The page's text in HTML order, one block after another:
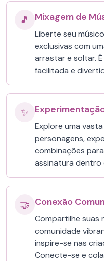
🎵 Mixagem de
Liberte seu
exclusivas com
arrastar e soltar.
facilitada e
✨
Explore uma
personagens,
combinações
assinatura dentro
🤝 Conexão
Compartilhe suas
comunidade
inspire-se nas
Conecte-se e